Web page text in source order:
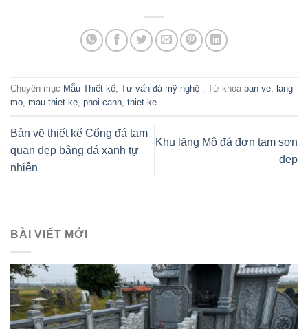
Chuyên mục Mẫu Thiết kế, Tư vấn đá mỹ nghệ . Từ khóa ban ve, lang
mo, mau thiet ke, phoi canh, thiet ke.
Bản vẽ thiết kế Cổng đá tam
quan đẹp bằng đá xanh tự
nhiên
Khu lăng Mộ đá đơn tam sơn
đẹp
BÀI VIẾT MỚI